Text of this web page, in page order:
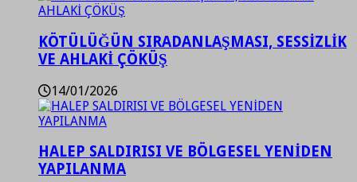
KÖTÜLÜĞÜN SIRADANLAŞMASI, SESSİZLİK
VE AHLAKİ ÇÖKÜŞ
14/01/2026
HALEP SALDIRISI VE BÖLGESEL YENİDEN
YAPILANMA